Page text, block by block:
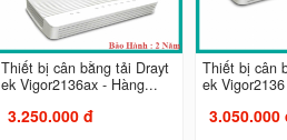
Thiết bị cân bằng tải Drayt
ek Vigor2136ax - Hàng...
3.250.000 đ
Thiết bị cân
ek
3.050.000